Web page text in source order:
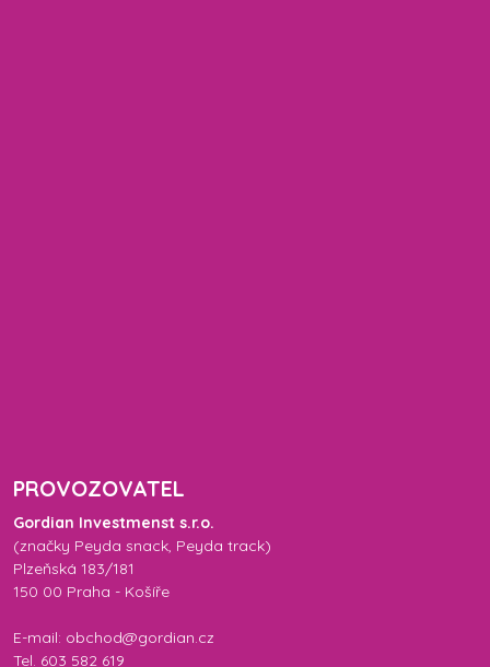
PROVOZOVATEL
Gordian Investmenst s.r.o.
(značky Peyda snack, Peyda track)
Plzeňská 183/181
150 00 Praha - Košíře
E-mail: obchod@gordian.cz
Tel. 603 582 619